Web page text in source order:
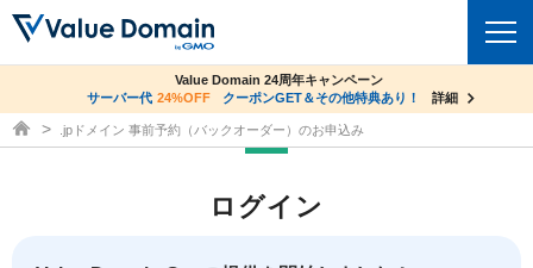
ドメイントップ
co.jpドメイン✕コアサーバーV2ビジネス応援キャンペーン
サーバー料金1年間無料
詳細
Value Domain 24周年キャンペーン
サーバー代 24%OFF クーポンGET＆その他特典あり！ 詳細
ドメイン取得ならバリュードメイン
.jpドメイン 事前予約（バックオーダー）のお申込み
ログイン